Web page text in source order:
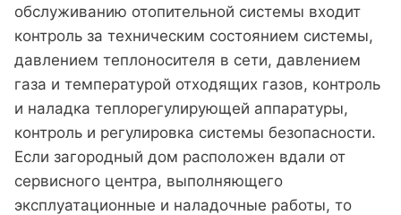
обслуживанию отопительной системы входит
контроль за техническим состоянием системы,
давлением теплоносителя в сети, давлением
газа и температурой отходящих газов, контроль
и наладка теплорегулирующей аппаратуры,
контроль и регулировка системы безопасности.
Если загородный дом расположен вдали от
сервисного центра, выполняющего
эксплуатационные и наладочные работы, то